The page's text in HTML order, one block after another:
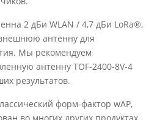
2 дБи WLAN / 4,7 дБи LoRa®,
антенну для
Мы рекомендуем
антенну TOF-2400-8V-4
результатов.
форм-фактор wAP,
во многих других продуктах